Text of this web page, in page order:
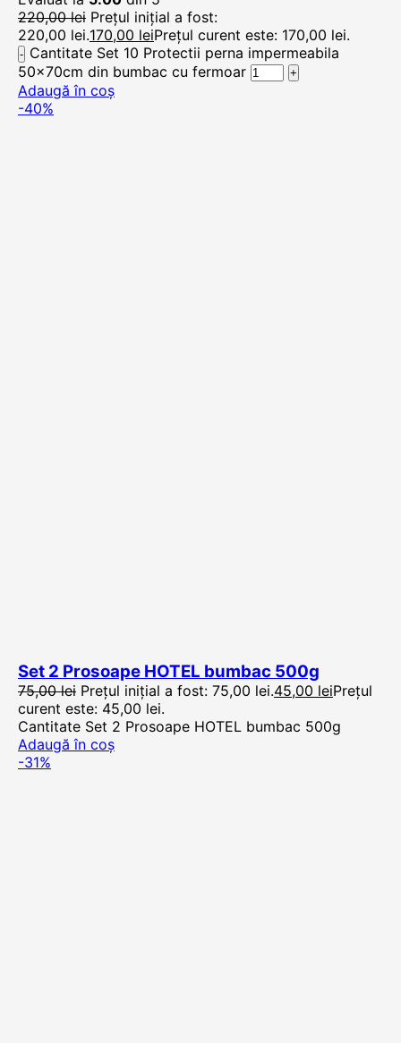
220,00lei Prețul inițial a fost:
220,00 lei.170,00 leiPrețul curent este: 170,00 lei.
Cantitate Set 10 Protectii perna impermeabila
50x70cm din bumbac cu fermoar
Adaugă în coș
-40%
Set 2 Prosoape HOTEL bumbac 500g
75,00lei Prețul inițial a fost: 75,00 lei.45,00 leiPrețul
curent este: 45,00 lei.
Cantitate Set 2 Prosoape HOTEL bumbac 500g
Adaugă în coș
-31%